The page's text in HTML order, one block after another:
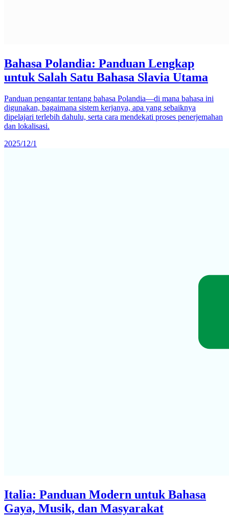
Bahasa Polandia: Panduan Lengkap
untuk Salah Satu Bahasa Slavia Utama
Panduan pengantar tentang bahasa Polandia—di mana bahasa ini
digunakan, bagaimana sistem kerjanya, apa yang sebaiknya
dipelajari terlebih dahulu, serta cara mendekati proses penerjemahan
dan lokalisasi.
2025/12/1
Italia: Panduan Modern untuk Bahasa
Gaya, Musik, dan Masyarakat